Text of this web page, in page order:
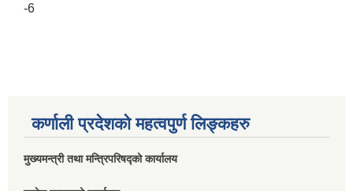
-6
कर्णाली प्रदेशको महत्वपुर्ण लिङ्कहरु
मुख्यमन्त्री तथा मन्त्रिपरिषद्को कार्यालय